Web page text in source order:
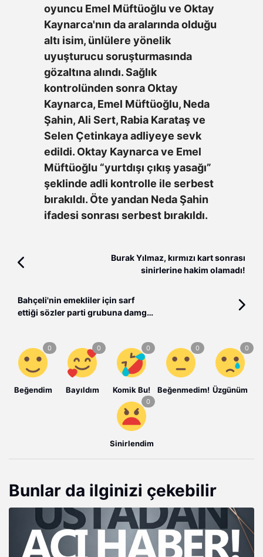
oyuncu Emel Müftüoğlu ve Oktay
Kaynarca'nın da aralarında olduğu
altı isim, ünlülere yönelik
uyuşturucu soruşturmasında
gözaltına alındı. Sağlık
kontrolünden sonra Oktay
Kaynarca, Emel Müftüoğlu, Neda
Şahin, Ali Sert, Rabia Karataş ve
Selen Çetinkaya adliyeye sevk
edildi. Oktay Kaynarca ve Emel
Müftüoğlu “yurtdışı çıkış yasağı”
şeklinde adli kontrolle ile serbest
bırakıldı. Öte yandan Neda Şahin
ifadesi sonrası serbest bırakıldı.
Burak Yılmaz, kırmızı kart sonrası
sinirlerine hakim olamadı!
Bahçeli'nin emekliler için sarf
ettiği sözler parti grubuna damga
Beğendim Bayıldım Komik Bu! Beğenmedim! Üzgünüm
Sinirlendim
Bunlar da ilginizi çekebilir